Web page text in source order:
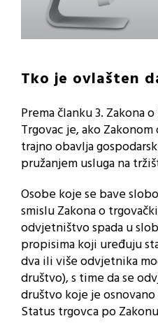
Tko je ovlašten
Prema članku 3. Zakona
Trgovac je, ako
trajno obavlja
pružanjem usluga na
Osobe koje se bave
smislu Zakona o
odvjetništvo spada u
propisima koji uređuju
dva ili više odvjetnika
društvo), s time da se
društvo koje je
Status trgovca po